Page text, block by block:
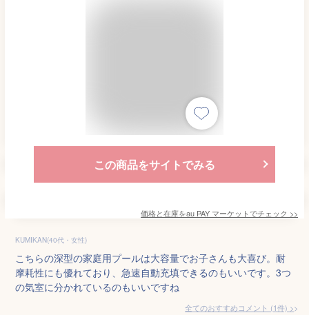
この商品をサイトでみる
価格と在庫をau PAY マーケットでチェック >>
KUMIKAN(40代・女性)
こちらの深型の家庭用プールは大容量でお子さんも大喜び。耐
摩耗性にも優れており、急速自動充填できるのもいいです。3つ
の気室に分かれているのもいいですね
全てのおすすめコメント (1件) >